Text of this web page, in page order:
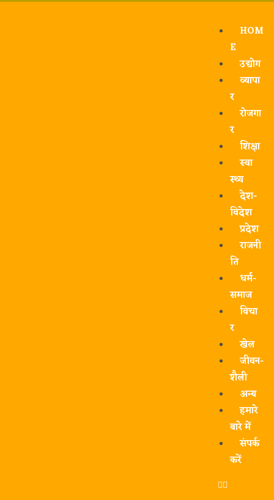
HOM
E
उद्योग
व्यापा
र
रोजगा
र
शिक्षा
स्वा
स्थ्य
देश-
विदेश
प्रदेश
राजनी
ति
धर्म-
समाज
विचा
र
खेल
जीवन-
शैली
अन्य
हमारे
बारे में
संपर्क
करें